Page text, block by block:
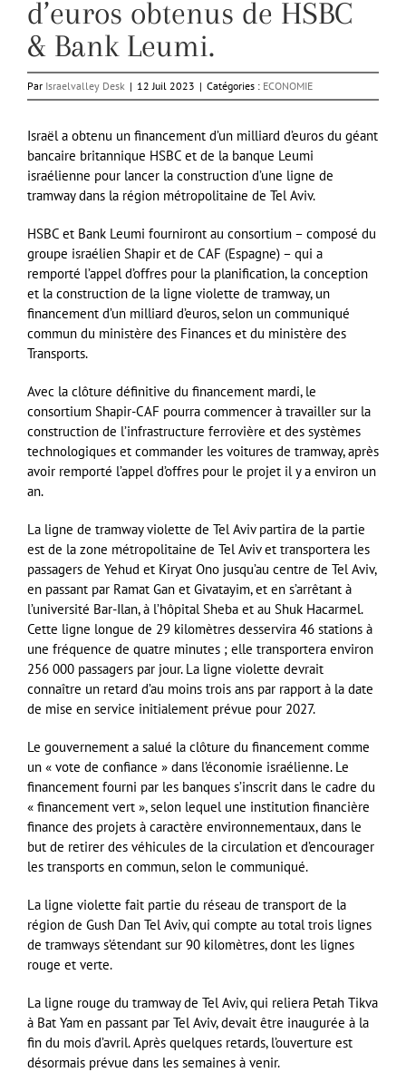
d’euros obtenus de HSBC
& Bank Leumi.
Par Israelvalley Desk | 12 Juil 2023 | Catégories : ECONOMIE
Israël a obtenu un financement d’un milliard d’euros du géant
bancaire britannique HSBC et de la banque Leumi
israélienne pour lancer la construction d’une ligne de
tramway dans la région métropolitaine de Tel Aviv.
HSBC et Bank Leumi fourniront au consortium – composé du
groupe israélien Shapir et de CAF (Espagne) – qui a
remporté l’appel d’offres pour la planification, la conception
et la construction de la ligne violette de tramway, un
financement d’un milliard d’euros, selon un communiqué
commun du ministère des Finances et du ministère des
Transports.
Avec la clôture définitive du financement mardi, le
consortium Shapir-CAF pourra commencer à travailler sur la
construction de l’infrastructure ferrovière et des systèmes
technologiques et commander les voitures de tramway, après
avoir remporté l’appel d’offres pour le projet il y a environ un
an.
La ligne de tramway violette de Tel Aviv partira de la partie
est de la zone métropolitaine de Tel Aviv et transportera les
passagers de Yehud et Kiryat Ono jusqu’au centre de Tel Aviv,
en passant par Ramat Gan et Givatayim, et en s’arrêtant à
l’université Bar-Ilan, à l’hôpital Sheba et au Shuk Hacarmel.
Cette ligne longue de 29 kilomètres desservira 46 stations à
une fréquence de quatre minutes ; elle transportera environ
256 000 passagers par jour. La ligne violette devrait
connaître un retard d’au moins trois ans par rapport à la date
de mise en service initialement prévue pour 2027.
Le gouvernement a salué la clôture du financement comme
un « vote de confiance » dans l’économie israélienne. Le
financement fourni par les banques s’inscrit dans le cadre du
« financement vert », selon lequel une institution financière
finance des projets à caractère environnementaux, dans le
but de retirer des véhicules de la circulation et d’encourager
les transports en commun, selon le communiqué.
La ligne violette fait partie du réseau de transport de la
région de Gush Dan Tel Aviv, qui compte au total trois lignes
de tramways s’étendant sur 90 kilomètres, dont les lignes
rouge et verte.
La ligne rouge du tramway de Tel Aviv, qui reliera Petah Tikva
à Bat Yam en passant par Tel Aviv, devait être inaugurée à la
fin du mois d’avril. Après quelques retards, l’ouverture est
désormais prévue dans les semaines à venir.